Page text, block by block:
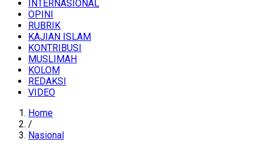
INTERNASIONAL
OPINI
RUBRIK
KAJIAN ISLAM
KONTRIBUSI
MUSLIMAH
KOLOM
REDAKSI
VIDEO
Home
/
Nasional